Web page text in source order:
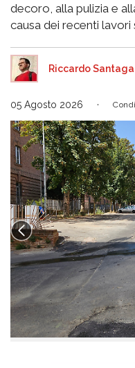
decoro, alla pulizia e
causa dei recenti lavori
Riccardo
05 Agosto 2026